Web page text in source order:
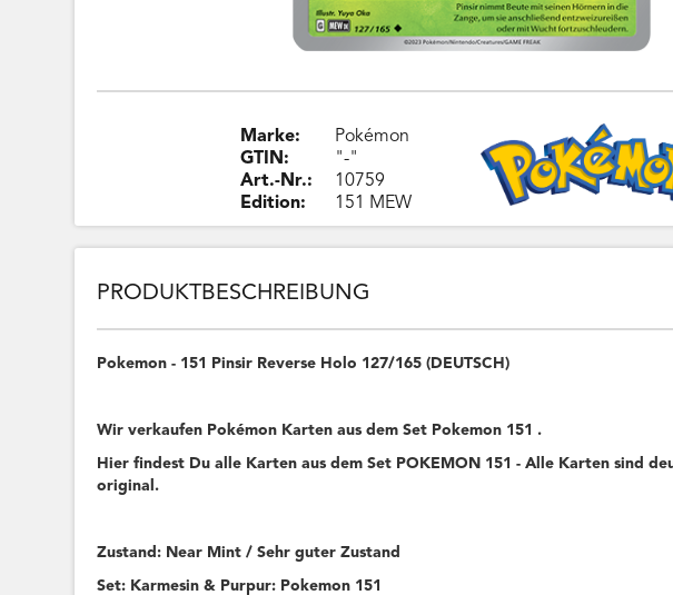
Marke:
GTIN:
Art.-Nr.:
Edition:
Pokémon
"-"
10759
151 MEW
PRODUKTBESCHREIBUNG
Pokemon - 151 Pinsir Reverse Holo 127/165 (DEUTSCH)
Wir verkaufen Pokémon Karten aus dem Set Pokemon 151 .
Hier findest Du alle Karten aus dem Set POKEMON 151 - Alle Karten sind
original.
Zustand: Near Mint / Sehr guter Zustand
Set: Karmesin & Purpur: Pokemon 151